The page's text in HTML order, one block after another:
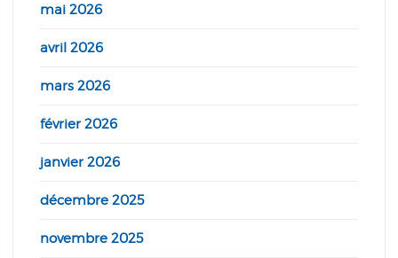
mai 2026
avril 2026
mars 2026
février 2026
janvier 2026
décembre 2025
novembre 2025